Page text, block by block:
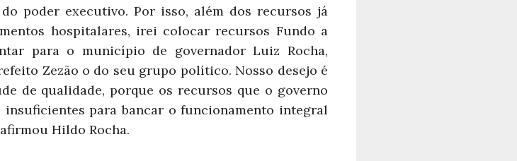
poder executivo. Por isso, além dos recursos já
hospitalares, irei colocar recursos Fundo a
para o município de governador Luiz Rocha,
Zezão o do seu grupo político. Nosso desejo é
de qualidade, porque os recursos que o governo
para bancar o funcionamento integral
Hildo Rocha.